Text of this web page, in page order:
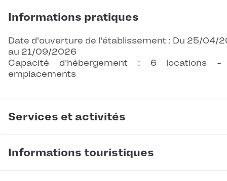
Informations pratiques
Date d'ouverture de l'établissement : Du 25/04/
au 21/09/2026
Capacité d'hébergement : 6 locations
emplacements
Services et activités
Informations touristiques